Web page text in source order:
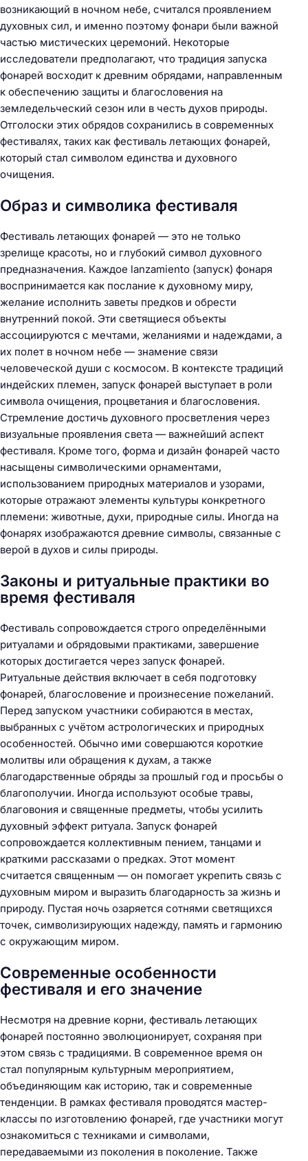
возникающий в ночном небе, считался проявлением
духовных сил, и именно поэтому фонари были важной
частью мистических церемоний. Некоторые
исследователи предполагают, что традиция запуска
фонарей восходит к древним обрядами, направленным
к обеспечению защиты и благословения на
земледельческий сезон или в честь духов природы.
Отголоски этих обрядов сохранились в современных
фестивалях, таких как фестиваль летающих фонарей,
который стал символом единства и духовного
очищения.
Образ и символика фестиваля
Фестиваль летающих фонарей — это не только
зрелище красоты, но и глубокий символ духовного
предназначения. Каждое lanzamiento (запуск) фонаря
воспринимается как послание к духовному миру,
желание исполнить заветы предков и обрести
внутренний покой. Эти светящиеся объекты
ассоциируются с мечтами, желаниями и надеждами, а
их полет в ночном небе — знамение связи
человеческой души с космосом. В контексте традиций
индейских племен, запуск фонарей выступает в роли
символа очищения, процветания и благословения.
Стремление достичь духовного просветления через
визуальные проявления света — важнейший аспект
фестиваля. Кроме того, форма и дизайн фонарей часто
насыщены символическими орнаментами,
использованием природных материалов и узорами,
которые отражают элементы культуры конкретного
племени: животные, духи, природные силы. Иногда на
фонарях изображаются древние символы, связанные с
верой в духов и силы природы.
Законы и ритуальные практики во
время фестиваля
Фестиваль сопровождается строго определёнными
ритуалами и обрядовыми практиками, завершение
которых достигается через запуск фонарей.
Ритуальные действия включает в себя подготовку
фонарей, благословение и произнесение пожеланий.
Перед запуском участники собираются в местах,
выбранных с учётом астрологических и природных
особенностей. Обычно ими совершаются короткие
молитвы или обращения к духам, а также
благодарственные обряды за прошлый год и просьбы о
благополучии. Иногда используют особые травы,
благовония и священные предметы, чтобы усилить
духовный эффект ритуала. Запуск фонарей
сопровождается коллективным пением, танцами и
краткими рассказами о предках. Этот момент
считается священным — он помогает укрепить связь с
духовным миром и выразить благодарность за жизнь и
природу. Пустая ночь озаряется сотнями светящихся
точек, символизирующих надежду, память и гармонию
с окружающим миром.
Современные особенности
фестиваля и его значение
Несмотря на древние корни, фестиваль летающих
фонарей постоянно эволюционирует, сохраняя при
этом связь с традициями. В современное время он
стал популярным культурным мероприятием,
объединяющим как историю, так и современные
тенденции. В рамках фестиваля проводятся мастер-
классы по изготовлению фонарей, где участники могут
ознакомиться с техниками и символами,
передаваемыми из поколения в поколение. Также